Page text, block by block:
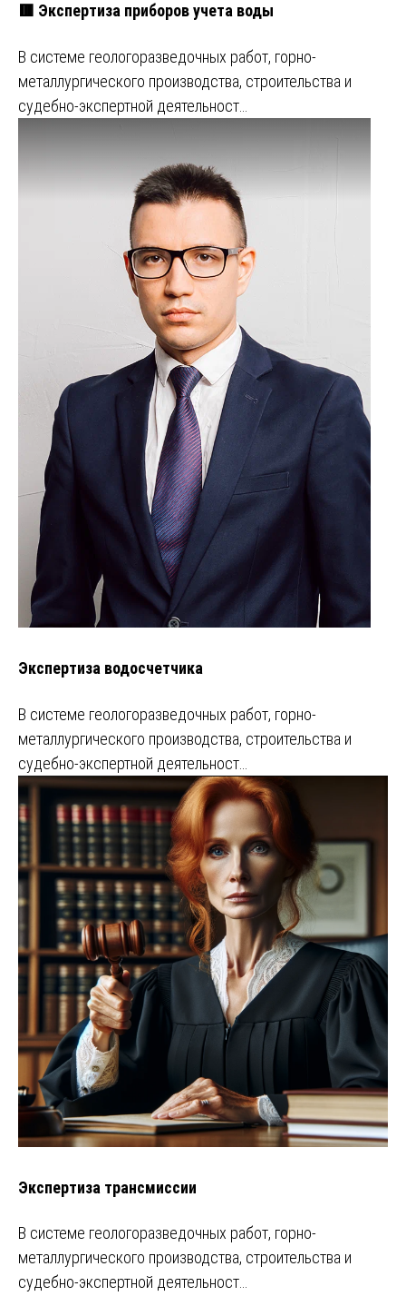
🟥 Экспертиза приборов учета воды
В системе геологоразведочных работ, горно-
металлургического производства, строительства и
судебно-экспертной деятельност…
Экспертиза водосчетчика
В системе геологоразведочных работ, горно-
металлургического производства, строительства и
судебно-экспертной деятельност…
Экспертиза трансмиссии
В системе геологоразведочных работ, горно-
металлургического производства, строительства и
судебно-экспертной деятельност…